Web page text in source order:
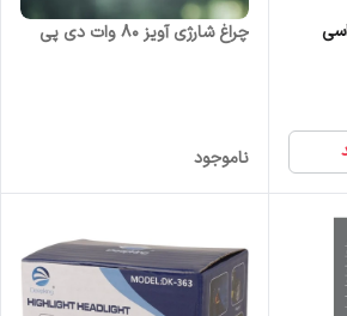
چراغ شارژی آویز 80 وات دی پی
ناموجود